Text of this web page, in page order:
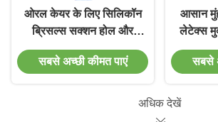
ओरल केयर के लिए सिलिकॉन
ब्रिसल्स सक्शन होल और
पारदर्शी हैंडल वाला मेडिकल
सक्शन टूथब्रश
सबसे अच्छी कीमत पाएं
आसान
लेटेक्स
सबसे
अधिक देखें